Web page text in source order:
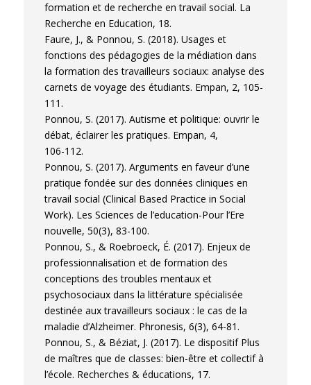
formation et de recherche en travail social. La
Recherche en Education, 18.
Faure, J., & Ponnou, S. (2018). Usages et
fonctions des pédagogies de la médiation dans
la formation des travailleurs sociaux: analyse des
carnets de voyage des étudiants. Empan, 2, 105-
111.
Ponnou, S. (2017). Autisme et politique: ouvrir le
débat, éclairer les pratiques. Empan, 4,
106-112.
Ponnou, S. (2017). Arguments en faveur d’une
pratique fondée sur des données cliniques en
travail social (Clinical Based Practice in Social
Work). Les Sciences de l’education-Pour l’Ere
nouvelle, 50(3), 83-100.
Ponnou, S., & Roebroeck, É. (2017). Enjeux de
professionnalisation et de formation des
conceptions des troubles mentaux et
psychosociaux dans la littérature spécialisée
destinée aux travailleurs sociaux : le cas de la
maladie d’Alzheimer. Phronesis, 6(3), 64-81.
Ponnou, S., & Béziat, J. (2017). Le dispositif Plus
de maîtres que de classes: bien-être et collectif à
l’école. Recherches & éducations, 17.